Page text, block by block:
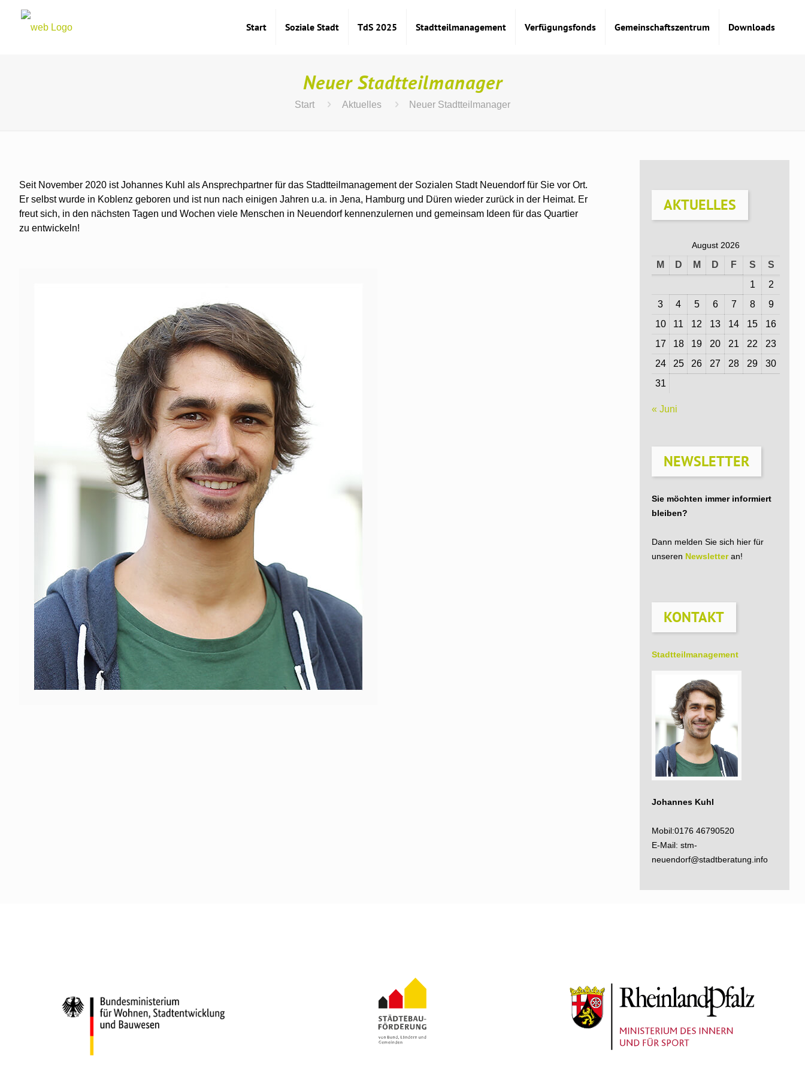
Start Soziale Stadt TdS 2025 Stadtteilmanagement Verfügungsfonds Gemeinschaftszentrum Downloads
Neuer Stadtteilmanager
Start Aktuelles Neuer Stadtteilmanager
Seit November 2020 ist Johannes Kuhl als Ansprechpartner für das Stadtteilmanagement der Sozialen Stadt Neuendorf für Sie vor Ort.
Er selbst wurde in Koblenz geboren und ist nun nach einigen Jahren u.a. in Jena, Hamburg und Düren wieder zurück in der Heimat. Er
freut sich, in den nächsten Tagen und Wochen viele Menschen in Neuendorf kennenzulernen und gemeinsam Ideen für das Quartier
zu entwickeln!
AKTUELLES
August 2026
M D M D F S
S
1
2
3
4 5 6 7 8
9
10
11 12 13 14 15
16
17
18 19 20 21 22
23
24
25 26 27 28 29
30
31
« Juni
NEWSLETTER
Sie möchten immer informiert
bleiben?
Dann melden Sie sich hier für
unseren Newsletteran!
KONTAKT
Stadtteil­management
Johannes Kuhl
Mobil:0176 46790520
E-Mail: stm-
neuendorf@stadtberatung.info